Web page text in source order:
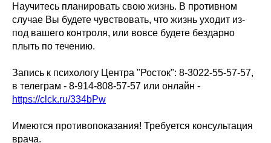
Научитесь планировать свою жизнь. В противном
случае Вы будете чувствовать, что жизнь уходит из-
под вашего контроля, или вовсе будете бездарно
плыть по течению.
Запись к психологу Центра "Росток": 8-3022-55-57-57,
в телеграм - 8-914-808-57-57 или онлайн -
https://clck.ru/334bPw
Имеются противопоказания! Требуется консультация
врача.